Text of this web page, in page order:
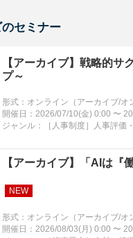
セミナー
【アーカイブ】戦略的サ
プ～
形式：オンライン（アーカイブ/オ
開催日：2026/07/10(金) 0:00 〜
ジャンル：［人事制度］人事評価
【アーカイブ】「AIは『
NEW
形式：オンライン（アーカイブ/オ
開催日：2026/08/03(月) 0:00 〜